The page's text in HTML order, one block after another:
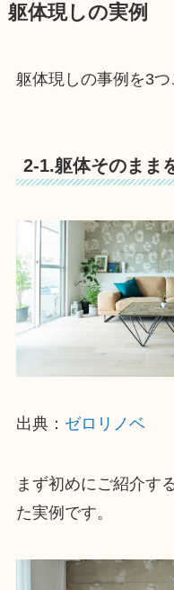
躯体現しの実例
躯体現しの事例を3つ
2-1.躯体そのまま
出典： ゼロリノベ
まず初めにご紹介す
た実例です。